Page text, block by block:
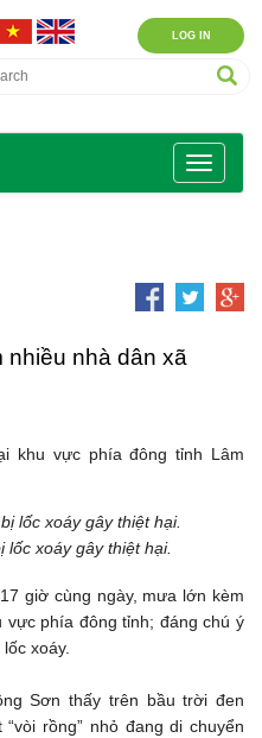
LOG IN
nhiều nhà dân xã
khu vực phía đông tỉnh Lâm
lốc xoáy gây thiệt hại.
giờ cùng ngày, mưa lớn kèm
vực phía đông tỉnh; đáng chú ý
xoáy.
Sơn thấy trên bầu trời đen
rồng” nhỏ đang di chuyển